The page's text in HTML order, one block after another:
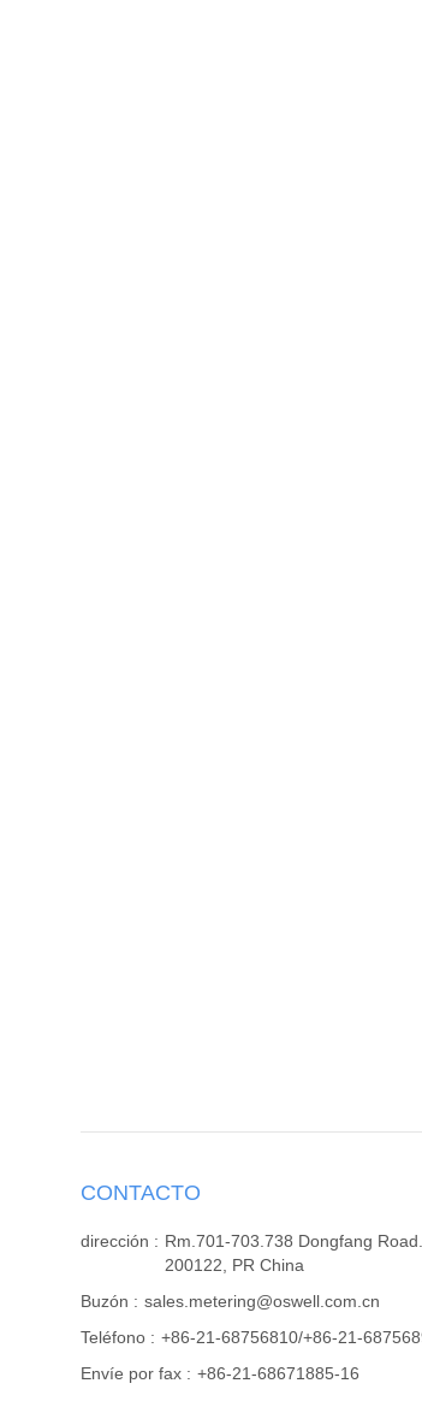
CONTACTO
dirección : Rm.701-703.738 Dongfang
200122, PR China
Buzón : sales.metering@oswell.com.cn
Teléfono : +86-21-68756810/+86-21-
Envíe por fax : +86-21-68671885-16